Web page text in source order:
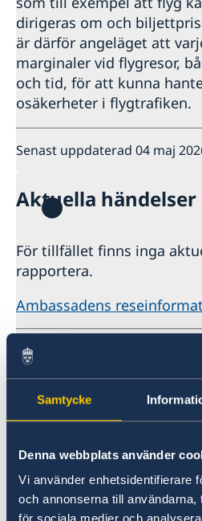
Samtycke
Denna webbplats använder
Vi använder enhetsidentifierare
och annonserna till användarna,
Kriminalitet och personlig
Trafiksäkerhet
Resa i landet
dirigeras om och
är därför angeläget att
marginaler vid flygresor,
och tid, för att kunna
osäkerheter i flygtrafiken.
Senast uppdaterad 04 maj
Aktuella händelser
För tillfället finns inga
rapportera.
Ambassadens
Senast uppdaterad 25 maj
Vanliga frågor
Svenska medborgare
visum för inresa i de
länderna. För mer
Namn och registrering
Har du fått barn och vill
pass? Först måste du
Pass
Behöver du ett nytt pass